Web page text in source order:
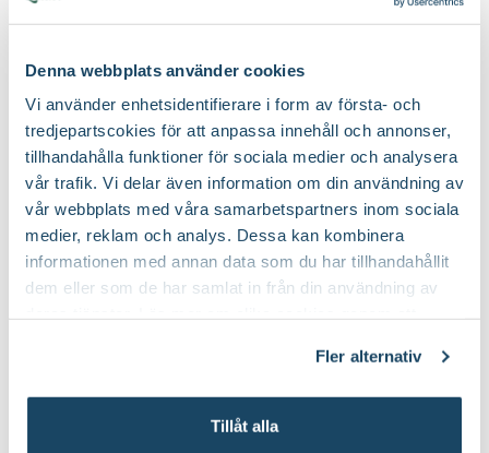
Denna webbplats använder cookies
Vi använder enhetsidentifierare i form av första- och
tredjepartscokies för att anpassa innehåll och annonser,
tillhandahålla funktioner för sociala medier och analysera
vår trafik. Vi delar även information om din användning av
vår webbplats med våra samarbetspartners inom sociala
medier, reklam och analys. Dessa kan kombinera
informationen med annan data som du har tillhandahållit
dem eller som de har samlat in från din användning av
Fler alternativ
Tillåt alla